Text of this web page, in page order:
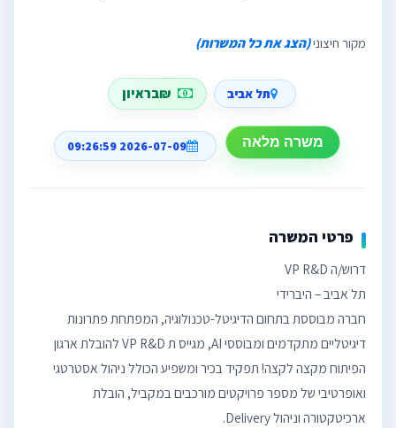
מקור חיצוני(הצג את כל המשרות)
תל אביב ₪בראיון
משרה מלאה 2026-07-09 09:26:59
פרטי המשרה
חברה מבוססת בתחום הדיגיטל-טכנולוגיה, המפתחת פתרונות
דיגיטליים מתקדמים ומבוססי AI, מגייס ת VP R&D להובלת ארגון
הפיתוח מקצה לקצה! תפקיד בכיר ומשפיע הכולל ניהול אסטרטגי
ואופרטיבי של מספר פרויקטים מורכבים במקביל, הובלת